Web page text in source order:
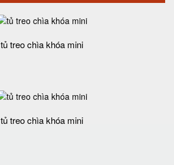
tủ treo chìa khóa mini
tủ treo chìa khóa mini